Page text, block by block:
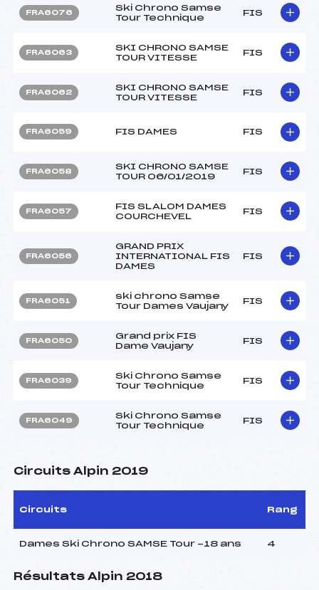
FRA6076
Ski Chrono Samse
Tour Technique
FIS
FRA6063
SKI CHRONO SAMSE
TOUR VITESSE
FIS
FRA6062
SKI CHRONO SAMSE
TOUR VITESSE
FIS
FRA6059 FIS DAMES FIS
FRA6058
SKI CHRONO SAMSE
TOUR 06/01/2019
FIS
FRA6057
FIS SLALOM DAMES
COURCHEVEL
FIS
FRA6056
GRAND PRIX
INTERNATIONAL FIS
DAMES
FIS
FRA6051
ski chrono Samse
Tour Dames Vaujany
FIS
FRA6050
Grand prix FIS
Dame Vaujany
FIS
FRA6039
Ski Chrono Samse
Tour Technique
FIS
FRA6049
Ski Chrono Samse
Tour Technique
FIS
Circuits Alpin 2019
Circuits Rang
Dames Ski Chrono SAMSE Tour -18 ans 4
Résultats Alpin 2018